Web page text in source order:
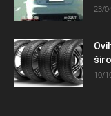
23/
10/